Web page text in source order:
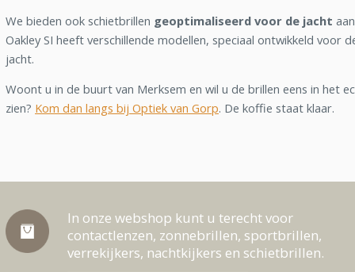
We bieden ook schietbrillen geoptimaliseerd voor de jacht
Oakley SI heeft verschillende modellen, speciaal ontwikkeld voor
jacht.
Woont u in de buurt van Merksem en wil u de brillen eens in het
zien? Kom dan langs bij Optiek van Gorp. De koffie staat klaar.
In onze webshop kunt u terecht voor
contactlenzen, zonnebrillen, sportbrillen,
verrekijkers, nachtkijkers en schietbrillen.